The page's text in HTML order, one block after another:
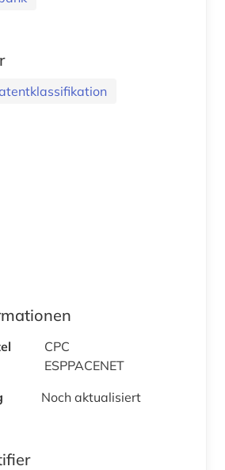
CPC
ESPPACENET
Noch aktualisiert